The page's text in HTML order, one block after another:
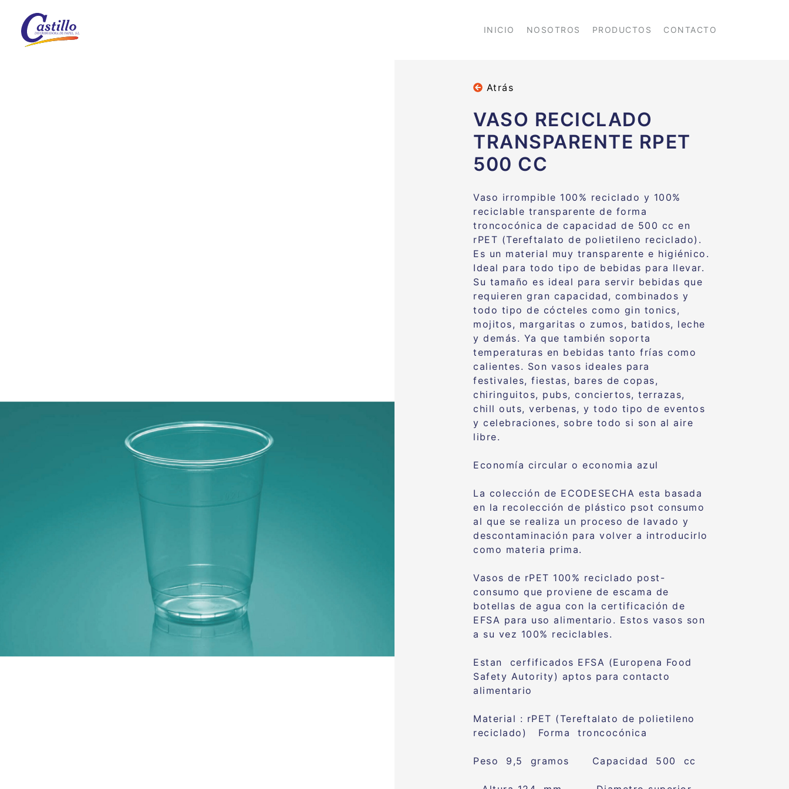
INICIO NOSOTROS PRODUCTOS CONTACTO
Atrás
VASO RECICLADO
TRANSPARENTE RPET
500 CC
Vaso irrompible 100% reciclado y 100%
reciclable transparente de forma
troncocónica de capacidad de 500 cc en
rPET (Tereftalato de polietileno reciclado).
Es un material muy transparente e higiénico.
Ideal para todo tipo de bebidas para llevar.
Su tamaño es ideal para servir bebidas que
requieren gran capacidad, combinados y
todo tipo de cócteles como gin tonics,
mojitos, margaritas o zumos, batidos, leche
y demás. Ya que también soporta
temperaturas en bebidas tanto frías como
calientes. Son vasos ideales para
festivales, fiestas, bares de copas,
chiringuitos, pubs, conciertos, terrazas,
chill outs, verbenas, y todo tipo de eventos
y celebraciones, sobre todo si son al aire
libre.
Economía circular o economia azul
La colección de ECODESECHA esta basada
en la recolección de plástico psot consumo
al que se realiza un proceso de lavado y
descontaminación para volver a introducirlo
como materia prima.
Vasos de rPET 100% reciclado post-
consumo que proviene de escama de
botellas de agua con la certificación de
EFSA para uso alimentario. Estos vasos son
a su vez 100% reciclables.
Estan cerfificados EFSA (Europena Food
Safety Autority) aptos para contacto
alimentario
Material : rPET (Tereftalato de polietileno
reciclado) Forma troncocónica
Peso 9,5 gramos Capacidad 500 cc